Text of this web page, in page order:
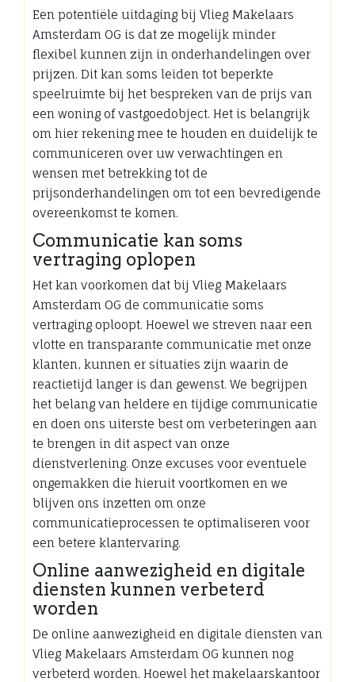
Een potentiële uitdaging bij Vlieg Makelaars
Amsterdam OG is dat ze mogelijk minder
flexibel kunnen zijn in onderhandelingen over
prijzen. Dit kan soms leiden tot beperkte
speelruimte bij het bespreken van de prijs van
een woning of vastgoedobject. Het is belangrijk
om hier rekening mee te houden en duidelijk te
communiceren over uw verwachtingen en
wensen met betrekking tot de
prijsonderhandelingen om tot een bevredigende
overeenkomst te komen.
Communicatie kan soms
vertraging oplopen
Het kan voorkomen dat bij Vlieg Makelaars
Amsterdam OG de communicatie soms
vertraging oploopt. Hoewel we streven naar een
vlotte en transparante communicatie met onze
klanten, kunnen er situaties zijn waarin de
reactietijd langer is dan gewenst. We begrijpen
het belang van heldere en tijdige communicatie
en doen ons uiterste best om verbeteringen aan
te brengen in dit aspect van onze
dienstverlening. Onze excuses voor eventuele
ongemakken die hieruit voortkomen en we
blijven ons inzetten om onze
communicatieprocessen te optimaliseren voor
een betere klantervaring.
Online aanwezigheid en digitale
diensten kunnen verbeterd
worden
De online aanwezigheid en digitale diensten van
Vlieg Makelaars Amsterdam OG kunnen nog
verbeterd worden. Hoewel het makelaarskantoor